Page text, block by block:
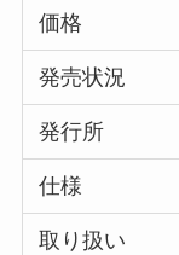
価格
発売状況
発行所
仕様
取り扱い